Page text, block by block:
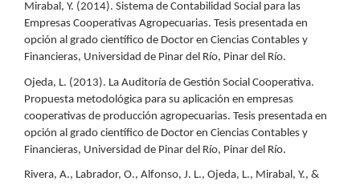
Mirabal, Y. (2014). Sistema de Contabilidad Social para las
Empresas Cooperativas Agropecuarias. Tesis presentada en
opción al grado científico de Doctor en Ciencias Contables y
Financieras, Universidad de Pinar del Río, Pinar del Río.
Ojeda, L. (2013). La Auditoría de Gestión Social Cooperativa.
Propuesta metodológica para su aplicación en empresas
cooperativas de producción agropecuarias. Tesis presentada en
opción al grado científico de Doctor en Ciencias Contables y
Financieras, Universidad de Pinar del Río, Pinar del Río.
Rivera, A., Labrador, O., Alfonso, J. L., Ojeda, L., Mirabal, Y., &